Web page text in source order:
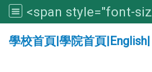
學校首頁|學院首頁|English|